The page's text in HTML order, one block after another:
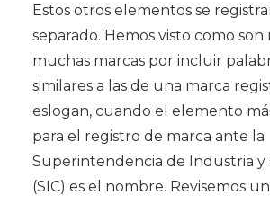
Estos otros elementos se
separado. Hemos visto como son
muchas marcas por incluir
similares a las de una marca
eslogan, cuando el elemento
para el registro de marca ante la
Superintendencia de Industria y
(SIC) es el nombre. Revisemos